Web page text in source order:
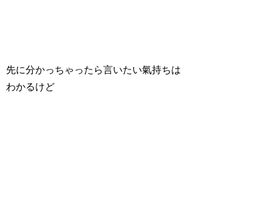
先に分かっちゃったら言いたい氣持ちは
わかるけど